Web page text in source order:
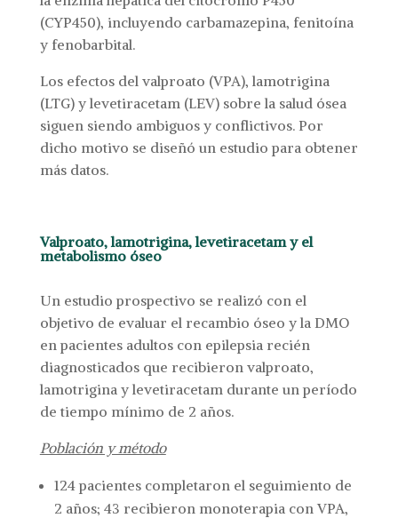
(CYP450), incluyendo carbamazepina, fenitoína
y fenobarbital.
Los efectos del valproato (VPA), lamotrigina
(LTG) y levetiracetam (LEV) sobre la salud ósea
siguen siendo ambiguos y conflictivos. Por
dicho motivo se diseñó un estudio para obtener
más datos.
Valproato, lamotrigina, levetiracetam y el
metabolismo óseo
Un estudio prospectivo se realizó con el
objetivo de evaluar el recambio óseo y la DMO
en pacientes adultos con epilepsia recién
diagnosticados que recibieron valproato,
lamotrigina y levetiracetam durante un período
de tiempo mínimo de 2 años.
Población y método
124 pacientes completaron el seguimiento de
2 años; 43 recibieron monoterapia con VPA,